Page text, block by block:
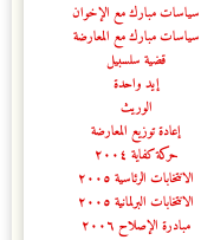
سياسات مبارك مع الإخوان
سياسات مبارك مع المعارضة
قضية سلسبيل
إيد واحدة
الوريث
إعادة توزيع المعارضة
حركة كفاية ٢٠٠٤
الانتخابات الرئاسية ٢٠٠٥
الانتخابات البرلمانية ٢٠٠٥
مبادرة الإصلاح ٢٠٠٦